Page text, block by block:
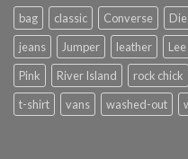
bag classic Converse
jeans
Jumper leather Lee
Pink
River Island rock chick
t-shirt
vans washed-out